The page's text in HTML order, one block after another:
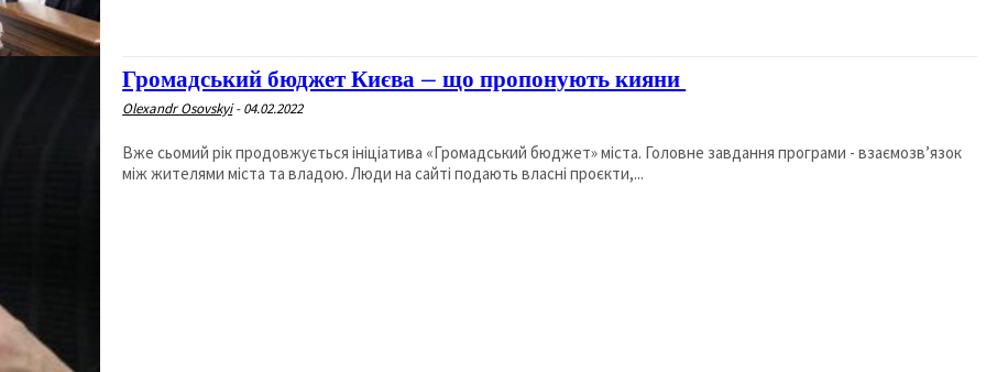
Громадський бюджет Києва – що пропонують кияни
Olexandr Osovskyi - 04.02.2022
Вже сьомий рік продовжується ініціатива «Громадський бюджет» міста. Головне завдання програми - взаємозв’язок
між жителями міста та владою. Люди на сайті подають власні проєкти,...